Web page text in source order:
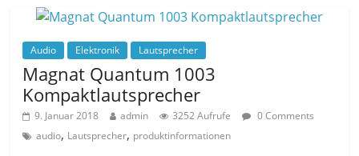
Audio Elektronik Lautsprecher
Magnat Quantum 1003
Kompaktlautsprecher
9. Januar 2018 admin 3252 Aufrufe
0 Comments
audio, Lautsprecher, produktinformationen